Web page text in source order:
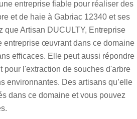
entreprise fiable pour réaliser des
et de haie à Gabriac 12340 et ses
que Artisan DUCULTY, Entreprise
entreprise œuvrant dans ce domaine
efficaces. Elle peut aussi répondre
pour l'extraction de souches d'arbre
environnantes. Des artisans qu’elle
dans ce domaine et vous pouvez